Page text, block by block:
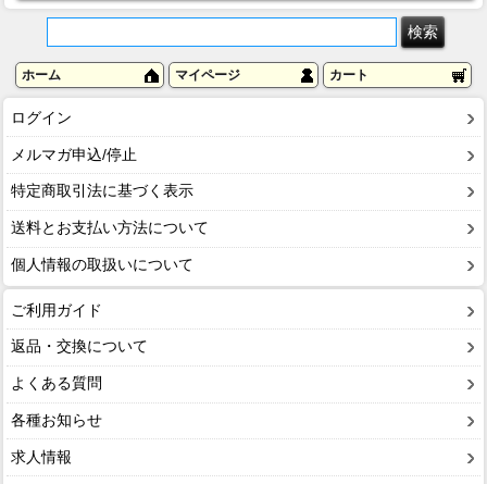
ホーム マイページ カート
ログイン
メルマガ申込/停止
特定商取引法に基づく表示
送料とお支払い方法について
個人情報の取扱いについて
ご利用ガイド
返品・交換について
よくある質問
各種お知らせ
求人情報